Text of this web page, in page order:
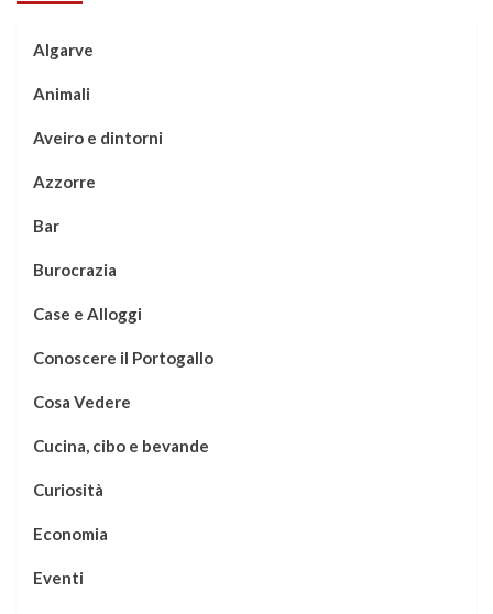
Algarve
Animali
Aveiro e dintorni
Azzorre
Bar
Burocrazia
Case e Alloggi
Conoscere il Portogallo
Cosa Vedere
Cucina, cibo e bevande
Curiosità
Economia
Eventi